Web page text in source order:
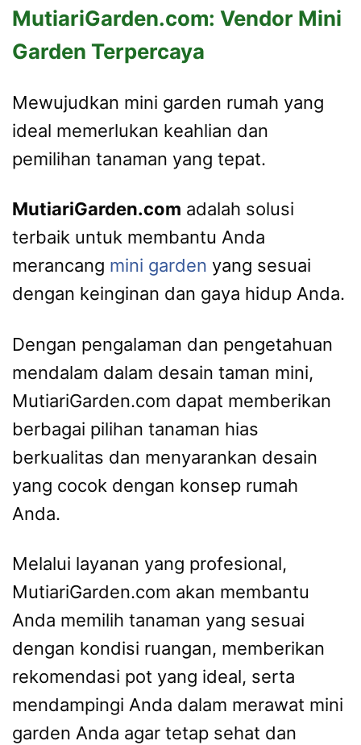
MutiariGarden.com: Vendor Mini
Garden Terpercaya
Mewujudkan mini garden rumah yang
ideal memerlukan keahlian dan
pemilihan tanaman yang tepat.
MutiariGarden.com adalah solusi
terbaik untuk membantu Anda
merancang mini garden yang sesuai
dengan keinginan dan gaya hidup Anda.
Dengan pengalaman dan pengetahuan
mendalam dalam desain taman mini,
MutiariGarden.com dapat memberikan
berbagai pilihan tanaman hias
berkualitas dan menyarankan desain
yang cocok dengan konsep rumah
Anda.
Melalui layanan yang profesional,
MutiariGarden.com akan membantu
Anda memilih tanaman yang sesuai
dengan kondisi ruangan, memberikan
rekomendasi pot yang ideal, serta
mendampingi Anda dalam merawat mini
garden Anda agar tetap sehat dan